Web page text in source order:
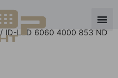
/ ID-LED 6060 4000 853 ND